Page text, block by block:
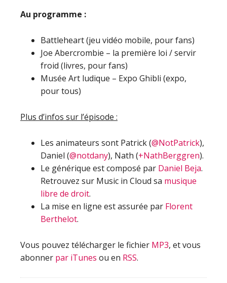
Au programme :
Battleheart (jeu vidéo mobile, pour fans)
Joe Abercrombie – la première loi / servir
froid (livres, pour fans)
Musée Art ludique – Expo Ghibli (expo,
pour tous)
Plus d’infos sur l’épisode :
Les animateurs sont Patrick (@NotPatrick),
Daniel (@notdany), Nath (+NathBerggren).
Le générique est composé par Daniel Beja.
Retrouvez sur Music in Cloud sa musique
libre de droit.
La mise en ligne est assurée par Florent
Berthelot.
Vous pouvez télécharger le fichier MP3, et vous
abonner par iTunes ou en RSS.